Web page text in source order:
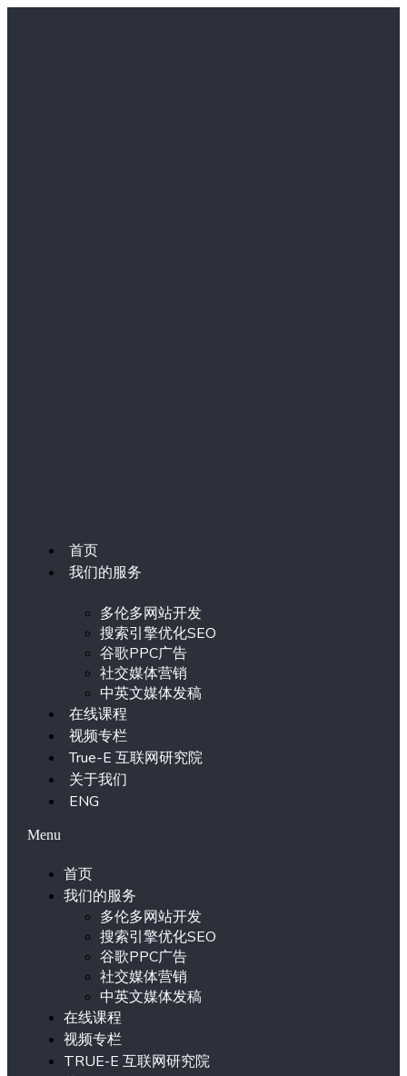
首页
我们的服务
多伦多网站开发
搜索引擎优化SEO
谷歌PPC广告
社交媒体营销
中英文媒体发稿
在线课程
视频专栏
True-E 互联网研究院
关于我们
ENG
Menu
首页
我们的服务
多伦多网站开发
搜索引擎优化SEO
谷歌PPC广告
社交媒体营销
中英文媒体发稿
在线课程
视频专栏
TRUE-E 互联网研究院